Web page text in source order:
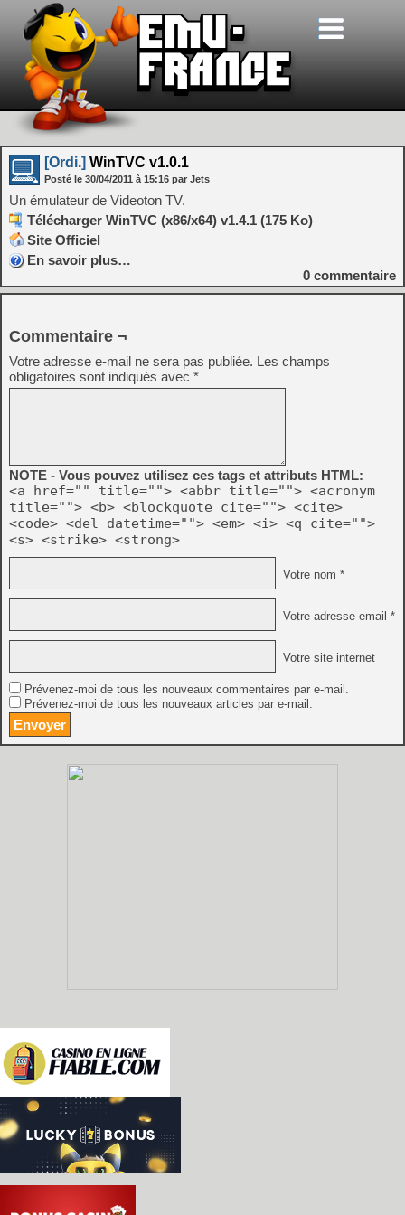
[Ordi.] WinTVC v1.0.1
Posté le 30/04/2011 à 15:16 par Jets
Un émulateur de Videoton TV.
Télécharger WinTVC (x86/x64) v1.4.1 (175 Ko)
Site Officiel
En savoir plus…
0 commentaire
Commentaire ¬
Votre adresse e-mail ne sera pas publiée. Les champs
obligatoires sont indiqués avec *
NOTE - Vous pouvez utilisez ces tags et attributs HTML:
<a href="" title=""> <abbr title=""> <acronym
title=""> <b> <blockquote cite=""> <cite>
<code> <del datetime=""> <em> <i> <q cite="">
<s> <strike> <strong>
Votre nom *
Votre adresse email *
Votre site internet
Prévenez-moi de tous les nouveaux commentaires par e-mail.
Prévenez-moi de tous les nouveaux articles par e-mail.